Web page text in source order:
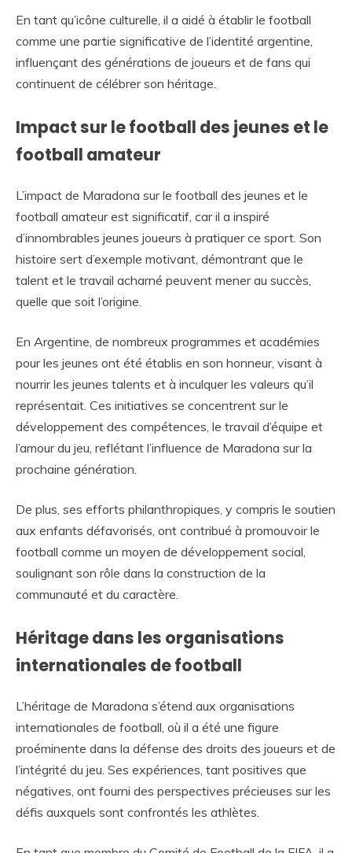
En tant qu’icône culturelle, il a aidé à établir le football
comme une partie significative de l’identité argentine,
influençant des générations de joueurs et de fans qui
continuent de célébrer son héritage.
Impact sur le football des jeunes et le
football amateur
L’impact de Maradona sur le football des jeunes et le
football amateur est significatif, car il a inspiré
d’innombrables jeunes joueurs à pratiquer ce sport. Son
histoire sert d’exemple motivant, démontrant que le
talent et le travail acharné peuvent mener au succès,
quelle que soit l’origine.
En Argentine, de nombreux programmes et académies
pour les jeunes ont été établis en son honneur, visant à
nourrir les jeunes talents et à inculquer les valeurs qu’il
représentait. Ces initiatives se concentrent sur le
développement des compétences, le travail d’équipe et
l’amour du jeu, reflétant l’influence de Maradona sur la
prochaine génération.
De plus, ses efforts philanthropiques, y compris le soutien
aux enfants défavorisés, ont contribué à promouvoir le
football comme un moyen de développement social,
soulignant son rôle dans la construction de la
communauté et du caractère.
Héritage dans les organisations
internationales de football
L’héritage de Maradona s’étend aux organisations
internationales de football, où il a été une figure
proéminente dans la défense des droits des joueurs et de
l’intégrité du jeu. Ses expériences, tant positives que
négatives, ont fourni des perspectives précieuses sur les
défis auxquels sont confrontés les athlètes.